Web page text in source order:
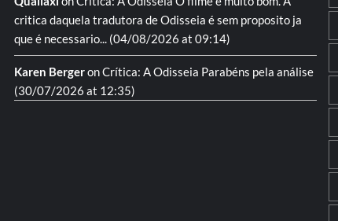
critica daquela tradutora de Odisseia é sem proposito ja
que é necessario... (04/08/2026 at 09:14)
Karen BergeronCrítica: A Odisseia Parabéns pela análise
(30/07/2026 at 12:35)